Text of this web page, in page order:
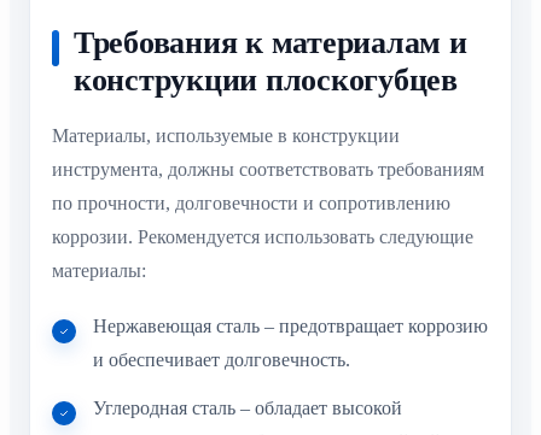
Требования к материалам и
конструкции плоскогубцев
Материалы, используемые в конструкции
инструмента, должны соответствовать требованиям
по прочности, долговечности и сопротивлению
коррозии. Рекомендуется использовать следующие
материалы:
Нержавеющая сталь – предотвращает коррозию
и обеспечивает долговечность.
Углеродная сталь – обладает высокой